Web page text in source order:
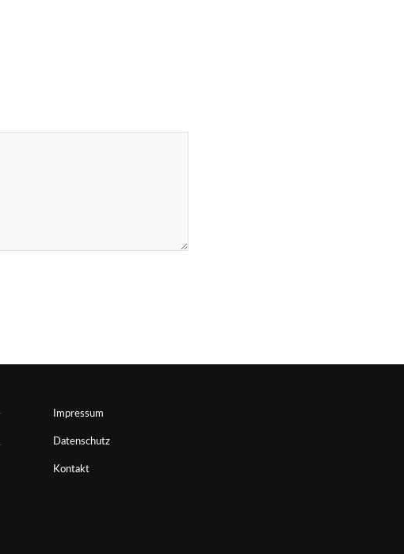
Impressum
Datenschutz
Kontakt